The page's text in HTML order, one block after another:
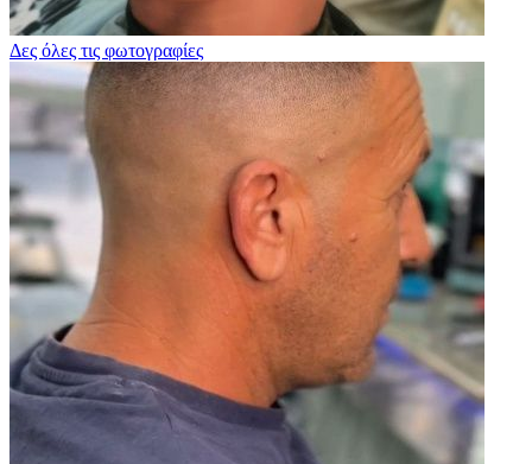
Δες όλες τις φωτογραφίες